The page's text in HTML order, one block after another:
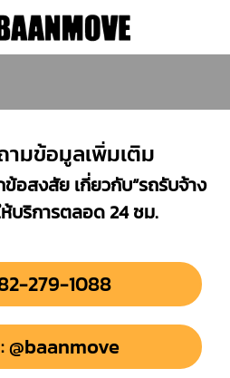
มข้อมูลเพิ่มเติม
อสงสัย เกี่ยวกับ“รถรับจ้าง
ห้บริการตลอด 24 ชม.
279-1088
@baanmove